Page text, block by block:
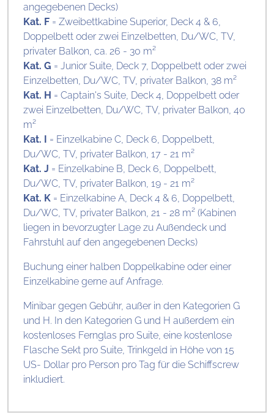
angegebenen Decks)
Kat. F = Zweibettkabine Superior, Deck 4 & 6,
Doppelbett oder zwei Einzelbetten, Du/WC, TV,
privater Balkon, ca. 26 - 30 m²
Kat. G = Junior Suite, Deck 7, Doppelbett oder zwei
Einzelbetten, Du/WC, TV, privater Balkon, 38 m²
Kat. H = Captain's Suite, Deck 4, Doppelbett oder
zwei Einzelbetten, Du/WC, TV, privater Balkon, 40
m²
Kat. I = Einzelkabine C, Deck 6, Doppelbett,
Du/WC, TV, privater Balkon, 17 - 21 m²
Kat. J = Einzelkabine B, Deck 6, Doppelbett,
Du/WC, TV, privater Balkon, 19 - 21 m²
Kat. K = Einzelkabine A, Deck 4 & 6, Doppelbett,
Du/WC, TV, privater Balkon, 21 - 28 m² (Kabinen
liegen in bevorzugter Lage zu Außendeck und
Fahrstuhl auf den angegebenen Decks)
Buchung einer halben Doppelkabine oder einer
Einzelkabine gerne auf Anfrage.
Minibar gegen Gebühr, außer in den Kategorien G
und H. In den Kategorien G und H außerdem ein
kostenloses Fernglas pro Suite, eine kostenlose
Flasche Sekt pro Suite, Trinkgeld in Höhe von 15
US- Dollar pro Person pro Tag für die Schiffscrew
inkludiert.